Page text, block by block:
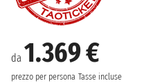
da 1.369 €
prezzo per persona Tasse incluse